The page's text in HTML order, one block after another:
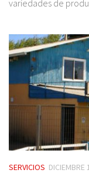
variedades de
SERVICIOS DICIEMBRE